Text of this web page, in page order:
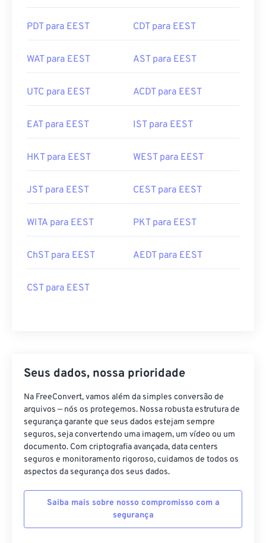
PDT para EEST CDT para EEST
WAT para EEST AST para EEST
UTC para EEST ACDT para EEST
EAT para EEST IST para EEST
HKT para EEST WEST para EEST
JST para EEST CEST para EEST
WITA para EEST PKT para EEST
ChST para EEST AEDT para EEST
CST para EEST
Seus dados, nossa prioridade
Na FreeConvert, vamos além da simples conversão de
arquivos — nós os protegemos. Nossa robusta estrutura de
segurança garante que seus dados estejam sempre
seguros, seja convertendo uma imagem, um vídeo ou um
documento. Com criptografia avançada, data centers
seguros e monitoramento rigoroso, cuidamos de todos os
aspectos da segurança dos seus dados.
Saiba mais sobre nosso compromisso com a
segurança